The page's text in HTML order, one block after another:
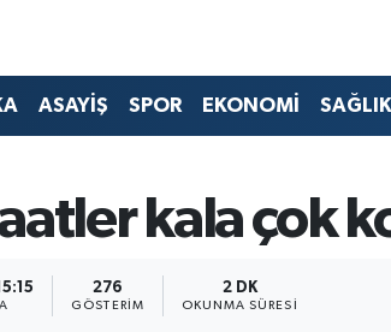
ASAYİŞ SPOR EKONOMİ SAĞLIK
kala çok
276
GÖSTERIM
2 DK
OKUNMA SÜRESI